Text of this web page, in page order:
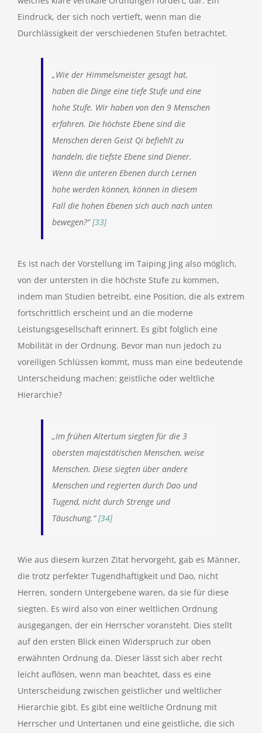
Eindruck, der sich noch vertieft, wenn man die
Durchlässigkeit der verschiedenen Stufen betrachtet.
„Wie der Himmelsmeister gesagt hat,
haben die Dinge eine tiefe Stufe und eine
hohe Stufe. Wir haben von den 9 Menschen
erfahren. Die höchste Ebene sind die
Menschen deren Geist Qi befiehlt zu
handeln, die tiefste Ebene sind Diener.
Wenn die unteren Ebenen durch Lernen
hohe werden können, können in diesem
Fall die hohen Ebenen sich auch nach unten
bewegen?“ [33]
Es ist nach der Vorstellung im Taiping Jing also möglich,
von der untersten in die höchste Stufe zu kommen,
indem man Studien betreibt, eine Position, die als extrem
fortschrittlich erscheint und an die moderne
Leistungsgesellschaft erinnert. Es gibt folglich eine
Mobilität in der Ordnung. Bevor man nun jedoch zu
voreiligen Schlüssen kommt, muss man eine bedeutende
Unterscheidung machen: geistliche oder weltliche
Hierarchie?
„Im frühen Altertum siegten für die 3
obersten majestätischen Menschen, weise
Menschen. Diese siegten über andere
Menschen und regierten durch Dao und
Tugend, nicht durch Strenge und
Täuschung.“ [34]
Wie aus diesem kurzen Zitat hervorgeht, gab es Männer,
die trotz perfekter Tugendhaftigkeit und Dao, nicht
Herren, sondern Untergebene waren, da sie für diese
siegten. Es wird also von einer weltlichen Ordnung
ausgegangen, der ein Herrscher voransteht. Dies stellt
auf den ersten Blick einen Widerspruch zur oben
erwähnten Ordnung da. Dieser lässt sich aber recht
leicht auflösen, wenn man beachtet, dass es eine
Unterscheidung zwischen geistlicher und weltlicher
Hierarchie gibt. Es gibt eine weltliche Ordnung mit
Herrscher und Untertanen und eine geistliche, die sich